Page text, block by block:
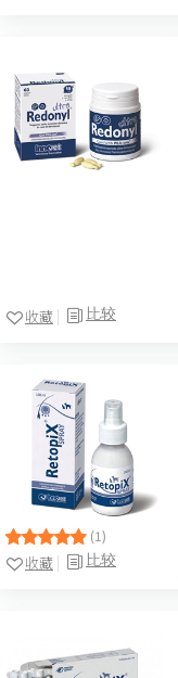
比较
收藏
(1)
比较
收藏